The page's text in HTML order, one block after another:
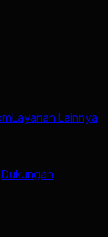
Layanan Lainnya
Dukungan